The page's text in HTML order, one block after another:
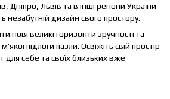
Дніпро, Львів та в інші регіони України
незабутній дизайн свого простору.
нові великі горизонти зручності та
підлоги пазли. Освіжіть свій простір
себе та своїх близьких вже